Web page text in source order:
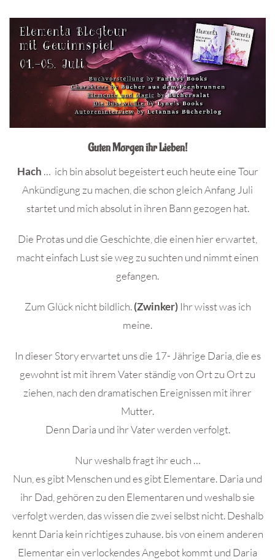
Guten Morgen ihr Lieben!
Hach … ich bin absolut begeistert euch heute eine Tour
Ankündigung zu machen, die schon gleich Anfang Juli
startet und mich absolut in ihren Bann gezogen hat.
Die Protas und die Geschichte, die einen hier erwartet,
macht einfach Lust sie weg zu suchten und nimmt einen
gefangen.
Zum Glück nicht bildlich.(Zwinker)Ihr wisst was ich
meine.
In dieser Story erwartet uns die 17- Jährige Daria, die es
gewohnt ist mit ihrem Vater ständig von Ort zu Ort zu
ziehen, nach den dramatischen Ereignissen mit ihrer
Mutter.
Denn Daria und ihr Vater werden verfolgt.
Nur weshalb fragt ihr euch …
Nun, es gibt Menschen und es gibt Elementare. Daria und
ihr Dad, gehören zu den Elementaren und weshalb sie
verfolgt werden, das wissen die zwei selbst nicht. Deshalb
kennt Daria kein richtiges zuhause. bis von einem anderen
Elementar ein verlockendes Angebot kommt und Daria